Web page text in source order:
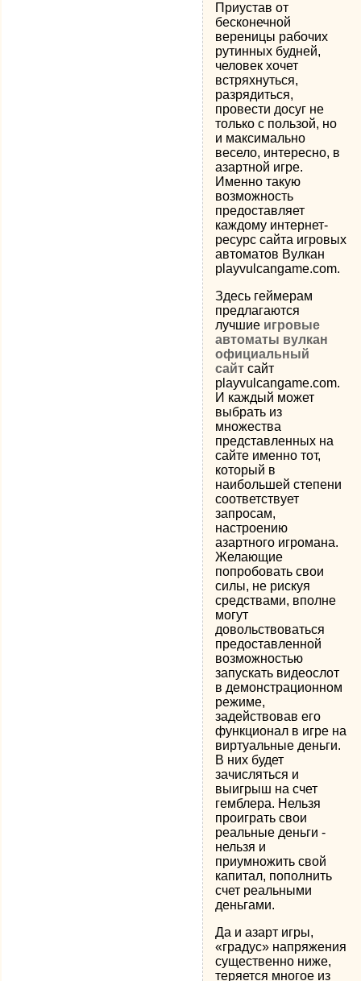
Приустав от
бесконечной
вереницы рабочих
рутинных будней,
человек хочет
встряхнуться,
разрядиться,
провести досуг не
только с пользой, но
и максимально
весело, интересно, в
азартной игре.
Именно такую
возможность
предоставляет
каждому интернет-
ресурс сайта игровых
автоматов Вулкан
playvulcangame.com.
Здесь геймерам
предлагаются
лучшие игровые
автоматы вулкан
официальный
сайт сайт
playvulcangame.com.
И каждый может
выбрать из
множества
представленных на
сайте именно тот,
который в
наибольшей степени
соответствует
запросам,
настроению
азартного игромана.
Желающие
попробовать свои
силы, не рискуя
средствами, вполне
могут
довольствоваться
предоставленной
возможностью
запускать видеослот
в демонстрационном
режиме,
задействовав его
функционал в игре на
виртуальные деньги.
В них будет
зачисляться и
выигрыш на счет
гемблера. Нельзя
проиграть свои
реальные деньги -
нельзя и
приумножить свой
капитал, пополнить
счет реальными
деньгами.
Да и азарт игры,
«градус» напряжения
существенно ниже,
теряется многое из